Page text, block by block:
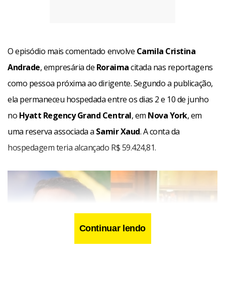
O episódio mais comentado envolve Camila Cristina
Andrade, empresária de Roraimacitada nas reportagens
como pessoa próxima ao dirigente. Segundo a publicação,
ela permaneceu hospedada entre os dias 2 e 10 de junho
no Hyatt Regency Grand Central, em Nova York, em
uma reserva associada a Samir Xaud. A conta da
hospedagem teria alcançado R$ 59.424,81.
Continuar lendo